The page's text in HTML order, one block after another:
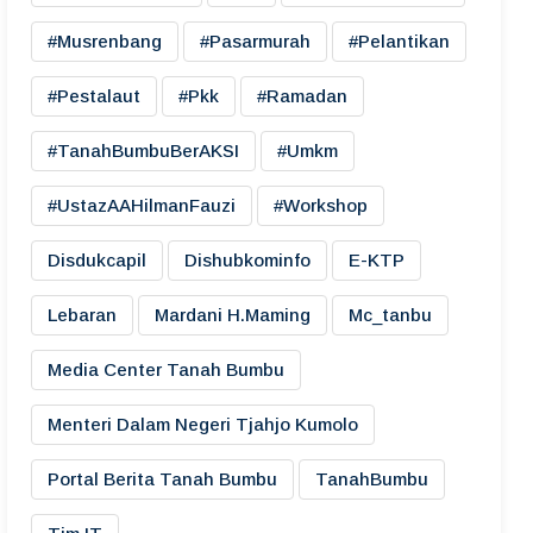
#musrenbang #pasarmurah #pelantikan
#pestalaut #pkk #ramadan
#TanahBumbuBerAKSI #umkm
#UstazAAHilmanFauzi #workshop
Disdukcapil Dishubkominfo E-KTP
Lebaran Mardani H.maming Mc_tanbu
Media Center Tanah Bumbu
Menteri Dalam Negeri Tjahjo Kumolo
Portal Berita Tanah Bumbu TanahBumbu